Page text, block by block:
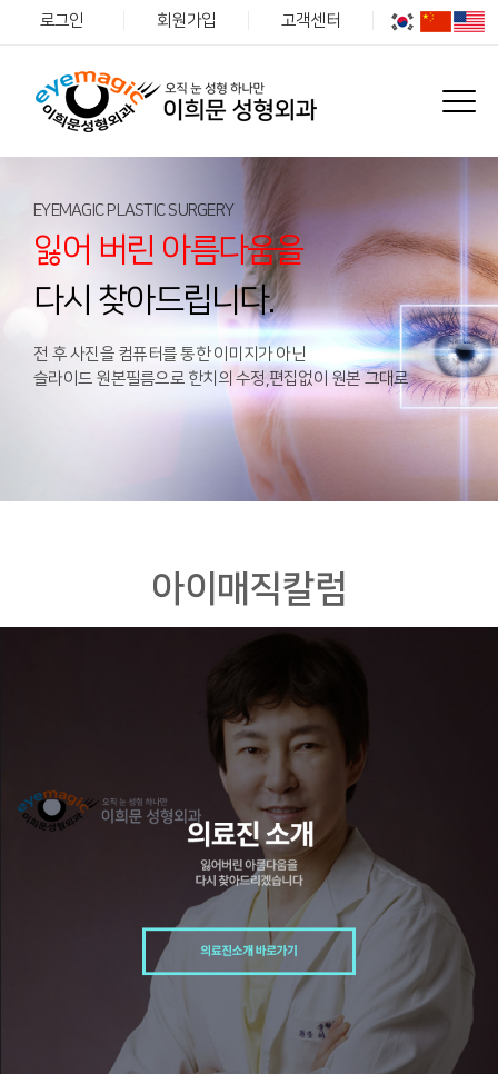
로그인 회원가입 고객센터
EYEMAGIC PLASTIC SURGERY
잃어 버린 아름다움을
다시 찾아드립니다.
전 후 사진을 컴퓨터를 통한 이미지가 아닌
슬라이드 원본필름으로 한치의 수정,편집없이 원본 그대로
아이매직칼럼